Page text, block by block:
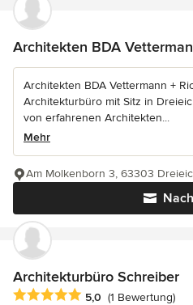
Architekten BDA
Architekten BDA Vettermann +
Architekturbüro mit Sitz in
von erfahrenen Architekten...
Mehr
Am Molkenborn 3, 63303
Architekturbüro Schreiber
Durchschnittliche Bewertung: 5
5,0 (1 Bewertung)